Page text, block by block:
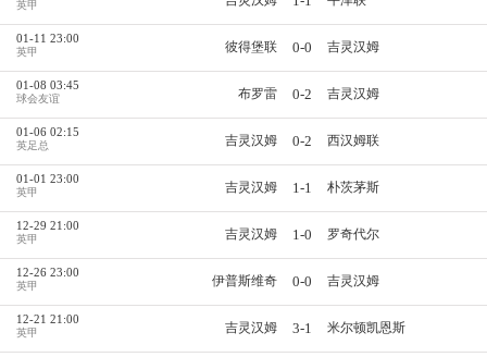
英甲
01-11 23:00
英甲 彼得堡联 0-0 吉灵汉姆
01-08 03:45
球会友谊 布罗雷 0-2 吉灵汉姆
01-06 02:15
英足总 吉灵汉姆 0-2 西汉姆联
01-01 23:00
英甲 吉灵汉姆 1-1 朴茨茅斯
12-29 21:00
英甲 吉灵汉姆 1-0 罗奇代尔
12-26 23:00
英甲 伊普斯维奇 0-0 吉灵汉姆
12-21 21:00
英甲 吉灵汉姆 3-1 米尔顿凯恩斯